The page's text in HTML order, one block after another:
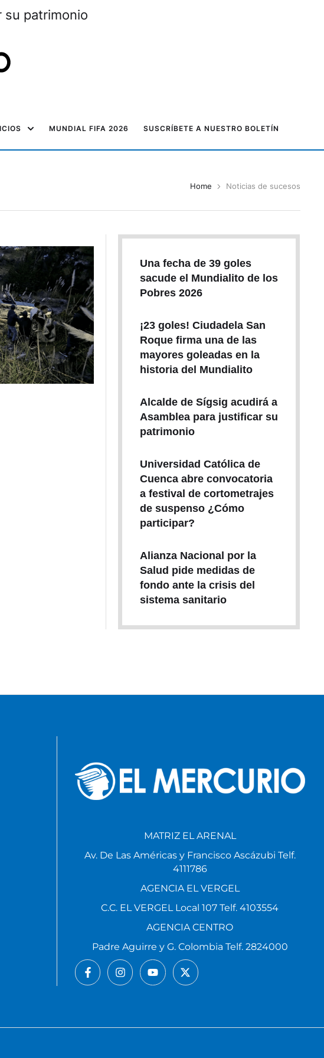
su patrimonio
MUNDIAL FIFA 2026 SUSCRÍBETE A NUESTRO BOLETÍN
Home Noticias de sucesos
Una fecha de 39 goles
sacude el Mundialito de los
Pobres 2026
¡23 goles! Ciudadela San
Roque firma una de las
mayores goleadas en la
historia del Mundialito
Alcalde de Sígsig acudirá a
Asamblea para justificar su
patrimonio
Universidad Católica de
Cuenca abre convocatoria
a festival de cortometrajes
de suspenso ¿Cómo
participar?
Alianza Nacional por la
Salud pide medidas de
fondo ante la crisis del
sistema sanitario
MATRIZ EL ARENAL
Av. De Las Américas y Francisco Ascázubi Telf.
4111786
AGENCIA EL VERGEL
C.C. EL VERGEL Local 107 Telf. 4103554
AGENCIA CENTRO
Padre Aguirre y G. Colombia Telf. 2824000